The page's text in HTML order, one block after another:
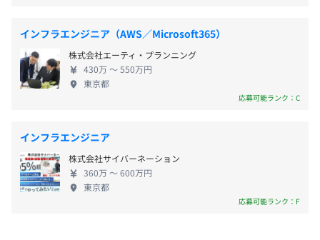
【エンジニア想いの会社です】
AIとクラウド技術を組み合わせた統合サービスを提供して
おり、マイクロソフト社の数あるパートナーの中でも特に
高い技術力を持つと認識されています。当社はCloud
けています。
社内のオリエンテーションの数日間の研修のあと、3～6
カ月の教育プランあり、生成AI開発エンジニアにしっかり
と育てます。MCP資格取得が評価にも反映されるので、資
・年末年始休暇（12月29日～1月3日）
・慶弔休暇
・資格取得支援 ※18カ月（月10,000円〜20,000円）
・収入保障保険あり／がん保険 ※任意
からレンタルも可能です。いつでも好きな時間に
Schooでのe-learningも受講できます。 4.資格取得の
ための自己研鑽タイムは勤務中&2割OK！ 入社後1カ
月〜3カ月は自己研鑽のため、資格取得のためにしっ
なる研修期間を設けています。Azure未経験でも
OK、しっかり育成します！ ★これまでの経験を生か
して、「さらに専門性を高めたい」「上流から一貫
した開発をおこなっていき、さらに経験を積みた
インフラエンジニア（AWS／Microsoft365）
株式会社エーティ・プランニング
430万 〜 550万円
東京都
応募可能ランク：C
インフラエンジニア
株式会社サイバーネーション
360万 〜 600万円
東京都
応募可能ランク：F